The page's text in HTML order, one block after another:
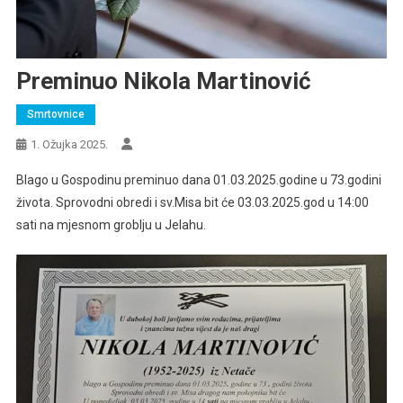
Preminuo Nikola Martinović
Smrtovnice
1. Ožujka 2025.
Blago u Gospodinu preminuo dana 01.03.2025.godine u 73.godini
života. Sprovodni obredi i sv.Misa bit će 03.03.2025.god u 14:00
sati na mjesnom groblju u Jelahu.